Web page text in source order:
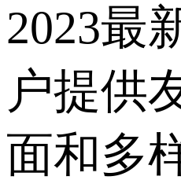
2023最
户提供
面和多